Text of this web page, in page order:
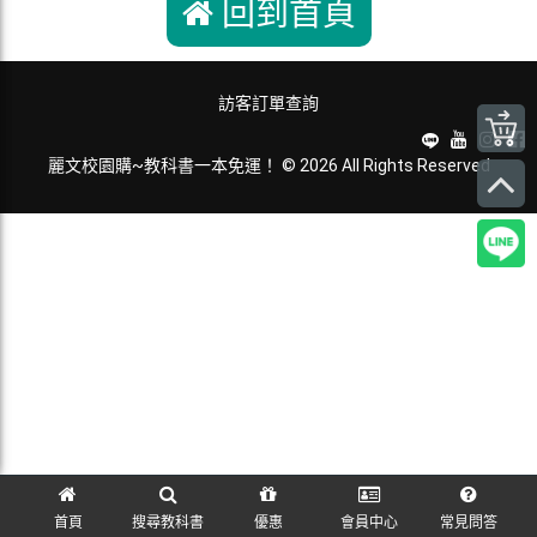
回到首頁
首頁 搜尋教科書 優惠 會員中心 常見問答
訪客訂單查詢
麗文校園購~教科書一本免運！ © 2026 All Rights Reserved